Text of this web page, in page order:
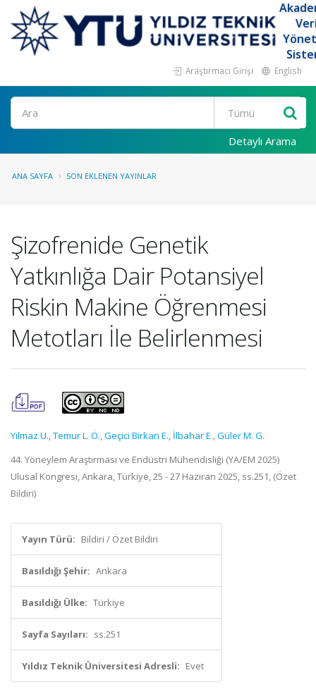
Araştırmacı Girişi English
Ara
Detaylı Arama
ANA SAYFA SON EKLENEN YAYINLAR
Şizofrenide Genetik
Yatkınlığa Dair Potansiyel
Riskin Makine Öğrenmesi
Metotları İle Belirlenmesi
Yılmaz U.,Temur L. Ö.,Geçici Birkan E., İlbahar E.,Güler M. G.
44. Yöneylem Araştırması ve Endüstri Mühendisliği (YA/EM 2025)
Ulusal Kongresi, Ankara, Türkiye, 25 - 27 Haziran 2025, ss.251, (Özet
Bildiri)
Yayın Türü: Bildiri / Özet Bildiri
Basıldığı Şehir: Ankara
Basıldığı Ülke: Türkiye
Sayfa Sayıları: ss.251
Yıldız Teknik Üniversitesi Adresli: Evet